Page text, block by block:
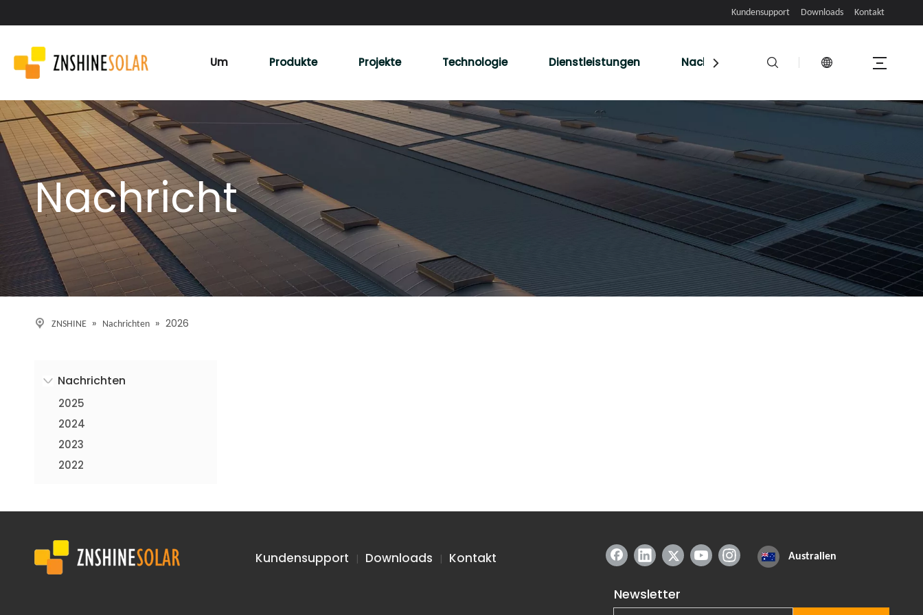
Kundensupport Downloads Kontakt
Um Produkte Projekte Technologie Dienstleistungen Nachrichten
Nachricht
ZNSHINE » Nachrichten » 2026
Nachrichten
2025
2024
2023
2022
Kundensupport | Downloads | Kontakt Australien
Newsletter